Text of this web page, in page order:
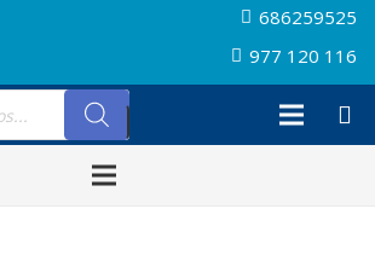
686259525
977 120 116